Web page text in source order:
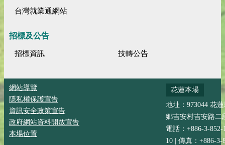
台灣就業通網站
招標及公告
招標資訊 技轉公告
網站導覽
隱私權保護宣告
資訊安全政策宣告
政府網站資料開放宣告
本場位置
花蓮本場
地址：973044 花
鄉吉安村吉安路二
電話：+886-3-852-
10 | 傳真：+886-3-